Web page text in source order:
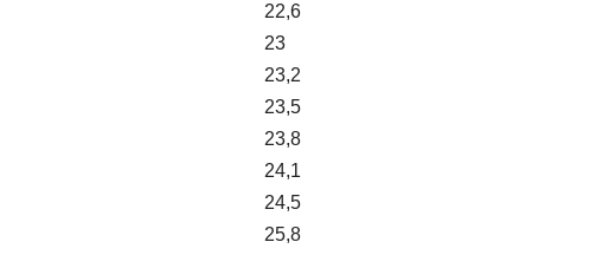
22,6
23
23,2
23,5
23,8
24,1
24,5
25,8